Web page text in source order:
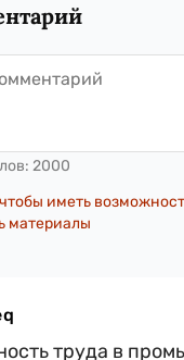
2000
иметь
материалы
труда в